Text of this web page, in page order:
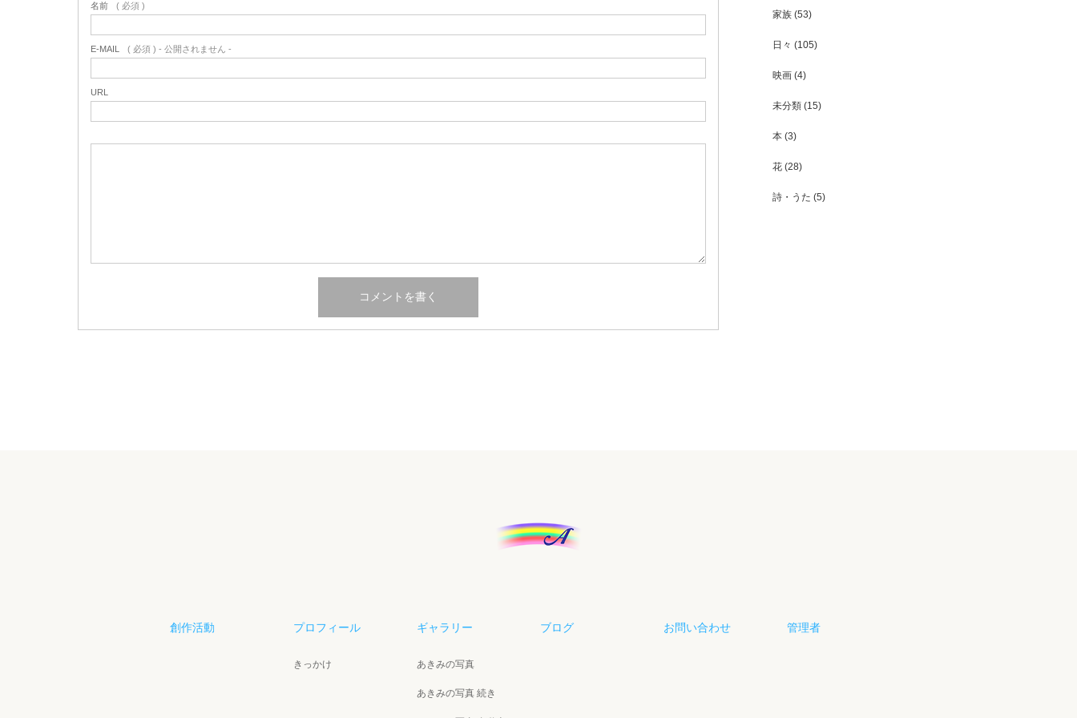
名前 ( 必須 )
E-MAIL ( 必須 ) - 公開されません -
URL
家族 (53)
日々 (105)
映画 (4)
未分類 (15)
本 (3)
花 (28)
詩・うた (5)
創作活動 プロフィール
きっかけ
ギャラリー
あきみの写真
あきみの写真 続き
ブログ お問い合わせ 管理者